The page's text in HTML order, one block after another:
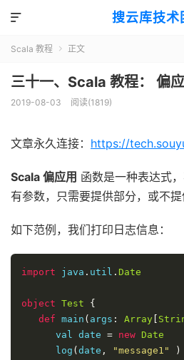
搜云库技术

Scala 教程  正文
三十一、Scala 教程： 偏
2019-08-03 阅读(1819)
文章永久连接： https://
Scala 偏应用 函数是一种表达式
有参数，只需要提供部分，或不提
如下范例，我们打印日志信息：
import java . util . Date
object Test
{
def main ( args : Array
      val date
= new Date
      log
( date , "message1"
)